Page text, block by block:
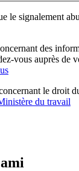
le signalement
des
vous auprès de
le droit
du travail